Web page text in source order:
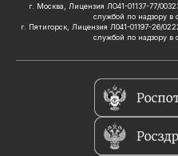
г. Москва, Лицензия ЛО41-01137-77/
службой по надзору в
г. Пятигорск, Лицензия Л041-01197-26/
службой по надзору в